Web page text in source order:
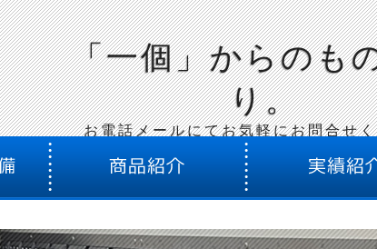
株式会社翔和「一個」からのも
り。
お電話メールにてお気軽にお問合せ